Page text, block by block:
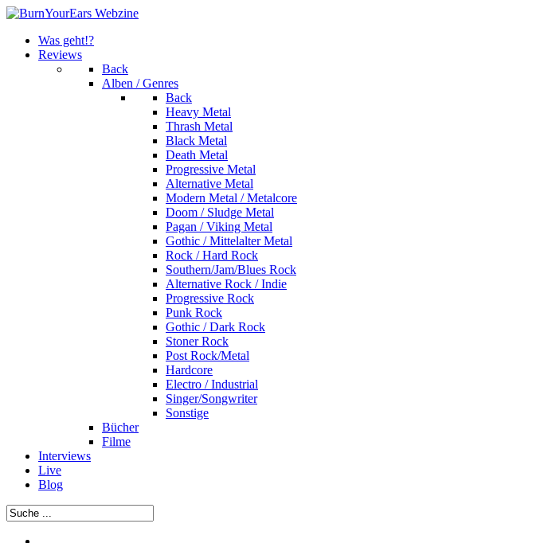
Was geht!?
Reviews
Back
Alben / Genres
Back
Heavy Metal
Thrash Metal
Black Metal
Death Metal
Progressive Metal
Alternative Metal
Modern Metal / Metalcore
Doom / Sludge Metal
Pagan / Viking Metal
Gothic / Mittelalter Metal
Rock / Hard Rock
Southern/Jam/Blues Rock
Alternative Rock / Indie
Progressive Rock
Punk Rock
Gothic / Dark Rock
Stoner Rock
Post Rock/Metal
Hardcore
Electro / Industrial
Singer/Songwriter
Sonstige
Bücher
Filme
Interviews
Live
Blog